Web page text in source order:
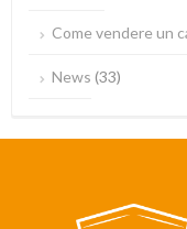
Come vendere un
News (33)